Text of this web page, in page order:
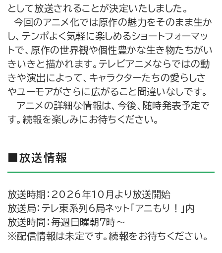
として放送されることが決定いたしました。
今回のアニメ化では原作の魅力をそのまま生か
し、テンポよく気軽に楽しめるショートフォーマッ
トで、原作の世界観や個性豊かな生き物たちがい
きいきと描かれます。テレビアニメならではの動
きや演出によって、キャラクターたちの愛らしさ
やユーモアがさらに広がること間違いなしです。
アニメの詳細な情報は、今後、随時発表予定で
す。続報を楽しみにお待ちください。
■放送情報
放送時期：2026年10月より放送開始
放送局：テレ東系列6局ネット「アニもり！」内
放送時間：毎週日曜朝7時～
※配信情報は未定です。続報をお待ちください。